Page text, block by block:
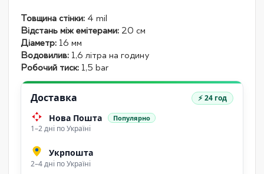
Товщина стінки: 4 mil
Відстань між емітерами: 20 см
Діаметр: 16 мм
Водовилив: 1,6 літра на годину
Робочий тиск: 1,5 bar
Доставка ⚡ 24 год
Нова Пошта Популярно
1–2 дні по Україні
Укрпошта
2–4 дні по Україні